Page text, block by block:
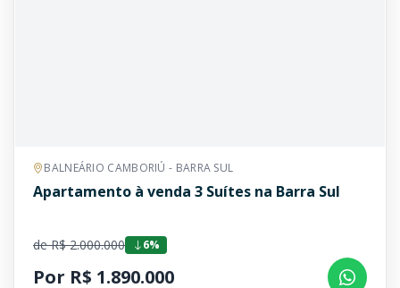
BALNEÁRIO CAMBORIÚ - BARRA SUL
Apartamento à venda 3 Suítes na Barra Sul
de R$ 2.000.000 6%
Por R$ 1.890.000